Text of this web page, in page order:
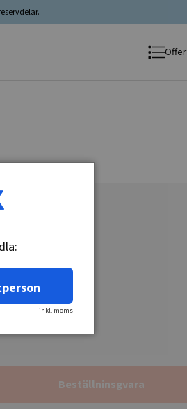
Beställninsgvara
inkl. moms